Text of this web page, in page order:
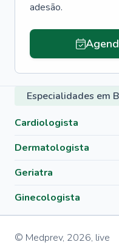
adesão.
Especialidades em
Cardiologista
Dermatologista
Geriatra
Ginecologista
© Medprev, 2026, live